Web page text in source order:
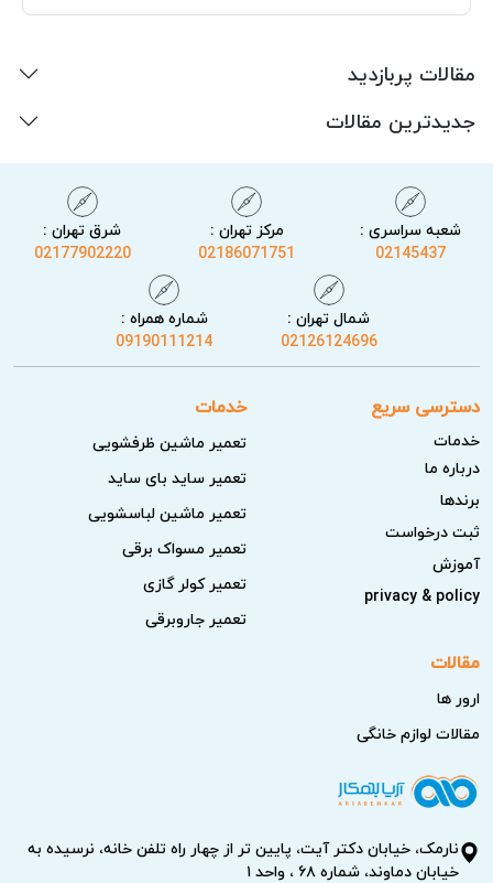
مقالات پربازدید
جدیدترین مقالات
شعبه سراسری :
02145437
مرکز تهران :
02186071751
شرق تهران :
02177902220
شمال تهران :
02126124696
شماره همراه :
09190111214
دسترسی سریع
خدمات
درباره ما
برندها
ثبت درخواست
آموزش
privacy & policy
خدمات
تعمیر ماشین ظرفشویی
تعمیر ساید بای ساید
تعمیر ماشین لباسشویی
تعمیر مسواک برقی
تعمیر کولر گازی
تعمیر جاروبرقی
مقالات
ارور ها
مقالات لوازم خانگی
نارمک، خیابان دکتر آیت، پایین تر از چهار راه تلفن خانه، نرسیده به
خیابان دماوند، شماره ۶۸ ، واحد ۱